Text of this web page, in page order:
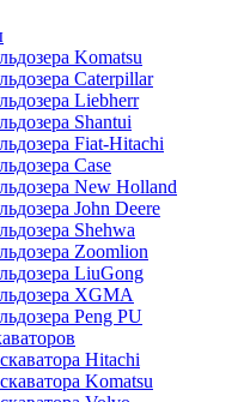
Komatsu
Caterpillar
Liebherr
Shantui
Fiat-Hitachi
Case
New Holland
John Deere
Shehwa
Zoomlion
LiuGong
XGMA
Peng PU
Hitachi
Komatsu